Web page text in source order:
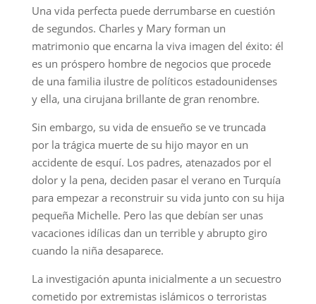
Una vida perfecta puede derrumbarse en cuestión
de segundos. Charles y Mary forman un
matrimonio que encarna la viva imagen del éxito: él
es un próspero hombre de negocios que procede
de una familia ilustre de políticos estadounidenses
y ella, una cirujana brillante de gran renombre.
Sin embargo, su vida de ensueño se ve truncada
por la trágica muerte de su hijo mayor en un
accidente de esquí. Los padres, atenazados por el
dolor y la pena, deciden pasar el verano en Turquía
para empezar a reconstruir su vida junto con su hija
pequeña Michelle. Pero las que debían ser unas
vacaciones idílicas dan un terrible y abrupto giro
cuando la niña desaparece.
La investigación apunta inicialmente a un secuestro
cometido por extremistas islámicos o terroristas